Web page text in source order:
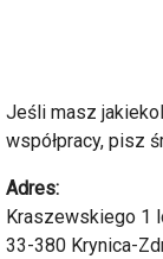
Jeśli masz
współpracy, pisz
Adres:
Kraszewskiego 1
33-380 Krynica-